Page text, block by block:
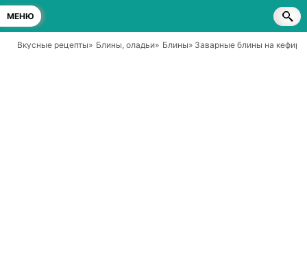
МЕНЮ
Вкусные рецепты» Блины, оладьи» Блины» Заварные блины на